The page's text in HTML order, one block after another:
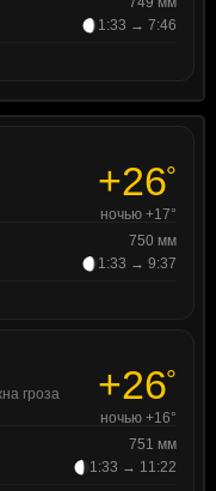
1:33 → 7:46
+26°
ночью +17°
750 мм
1:33 → 9:37
гроза +26°
ночью +16°
751 мм
1:33 → 11:22